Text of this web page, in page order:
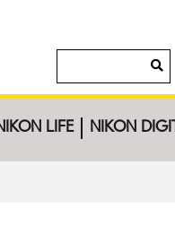
LIFE NIKON